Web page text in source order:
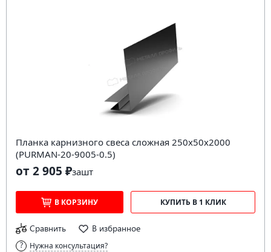
Планка карнизного свеса сложная 250х50х2000
(PURMAN-20-9005-0.5)
от 2 905 ₽зашт
В КОРЗИНУ КУПИТЬ В 1 КЛИК
Сравнить В избранное
Нужна консультация?